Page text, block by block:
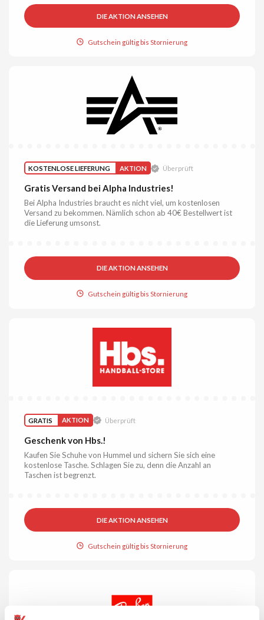
DIE AKTION ANSEHEN
Gutschein gültig bis Stornierung
KOSTENLOSE LIEFERUNG AKTION Überprüft
Gratis Versand bei Alpha Industries!
Bei Alpha Industries braucht es nicht viel, um kostenlosen
Versand zu bekommen. Nämlich schon ab 40€ Bestellwert ist
die Lieferung umsonst.
DIE AKTION ANSEHEN
Gutschein gültig bis Stornierung
GRATIS AKTION Überprüft
Geschenk von Hbs.!
Kaufen Sie Schuhe von Hummel und sichern Sie sich eine
kostenlose Tasche. Schlagen Sie zu, denn die Anzahl an
Taschen ist begrenzt.
DIE AKTION ANSEHEN
Gutschein gültig bis Stornierung